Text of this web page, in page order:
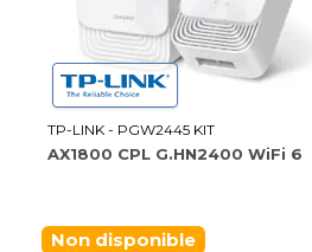
TP-LINK - PGW2445 KIT
AX1800 CPL G.HN2400 WiFi 6
Non disponible